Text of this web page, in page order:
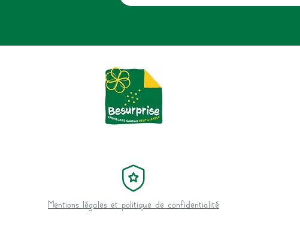
Mentions légales et politique de confidentialité